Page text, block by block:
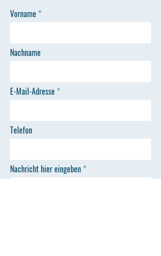
Vorname
Nachname
E-Mail-Adresse
Telefon
Nachricht hier eingeben